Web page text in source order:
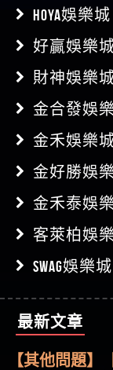
HOYA娛樂城
好贏娛樂
財神娛樂
金合發娛
金禾娛樂
金好勝娛
金禾泰娛
客萊柏娛
SWAG娛樂城
最新文章
【其他問題】
娛樂之旅
【其他問題】